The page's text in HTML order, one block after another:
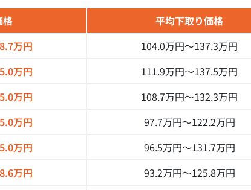
格
平均下取り価格
万円 104.0万円～137.3万円
万円 111.9万円～137.5万円
万円 108.7万円～132.3万円
万円 97.7万円～122.2万円
万円 96.5万円～131.7万円
万円 93.2万円～125.8万円